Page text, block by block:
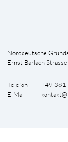
Norddeutsche
Ernst-Barlach-
Telefon +49 381-
E-Mail